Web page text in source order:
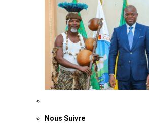
Nous Suivre